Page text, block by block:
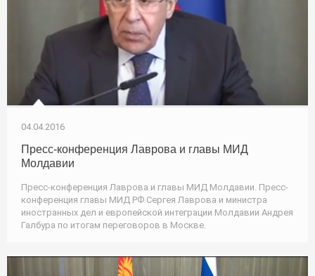
04.04.2016
Пресс-конференция Лаврова и главы МИД
Молдавии
Пресс-конференция Лаврова и главы МИД Молдавии. Пресс-
конференция главы МИД РФ Сергея Лаврова и министра
иностранных дел и европейской интеграции Молдавии Андрея
Галбура по итогам переговоров в Москве.